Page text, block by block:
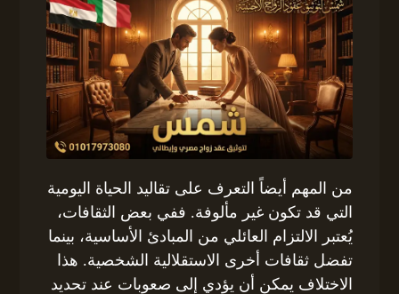
من المهم أيضاً التعرف على تقاليد الحياة اليومية
التي قد تكون غير مألوفة. ففي بعض الثقافات،
يُعتبر الالتزام العائلي من المبادئ الأساسية، بينما
تفضل ثقافات أخرى الاستقلالية الشخصية. هذا
الاختلاف يمكن أن يؤدي إلى صعوبات عند تحديد